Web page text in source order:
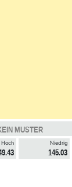
MUSTER
Hoch Niedrig
145.03